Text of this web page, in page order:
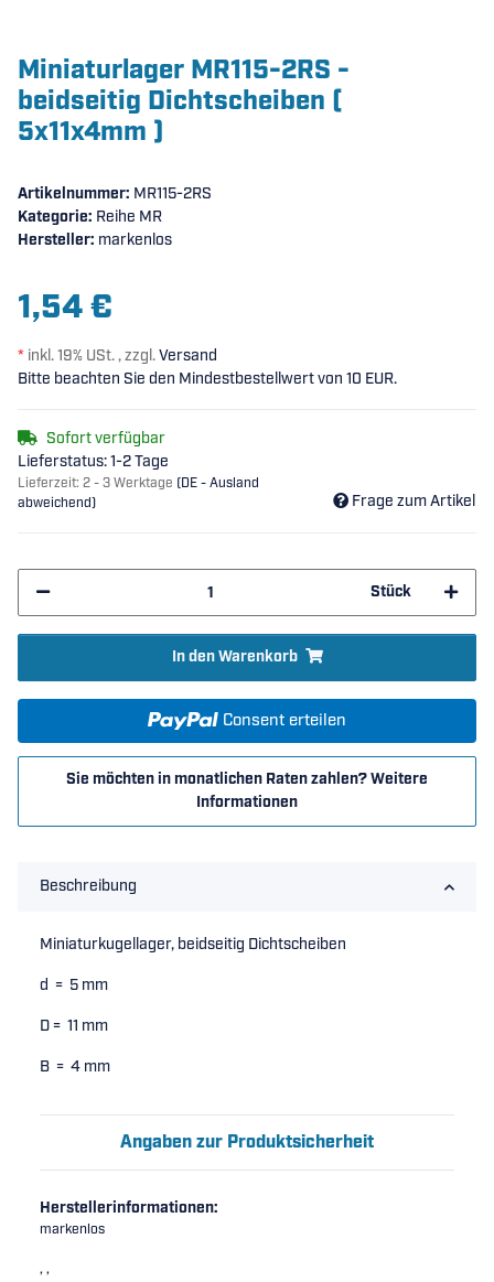
Miniaturlager MR115-2RS -
beidseitig Dichtscheiben (
5x11x4mm )
Artikelnummer: MR115-2RS
Kategorie: Reihe MR
Hersteller: markenlos
1,54 €
* inkl. 19% USt. , zzgl.Versand
Bitte beachten Sie den Mindestbestellwert von 10 EUR.
Sofort verfügbar
Lieferstatus: 1-2 Tage
Lieferzeit: 2 - 3 Werktage (DE - Ausland
abweichend)
Frage zum Artikel
Stück
In den Warenkorb
Consent erteilen
Sie möchten in monatlichen Raten zahlen?Weitere
Informationen
Beschreibung
Miniaturkugellager, beidseitig Dichtscheiben
d = 5 mm
D = 11 mm
B = 4 mm
Angaben zur Produktsicherheit
Herstellerinformationen:
markenlos
, ,